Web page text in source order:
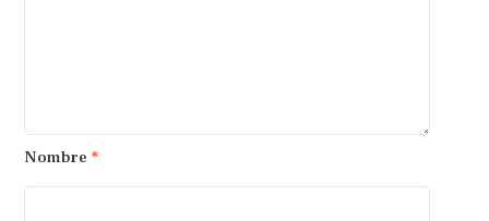
Nombre *